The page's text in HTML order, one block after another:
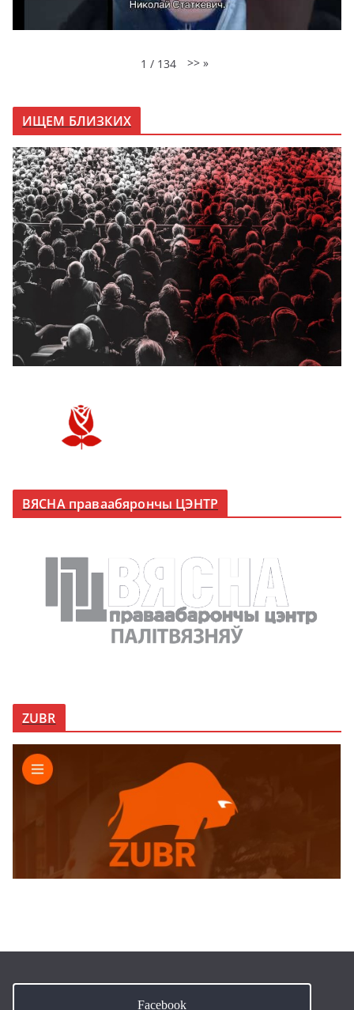
1 / 134 >> »
ИЩЕМ БЛИЗКИХ
ВЯСНА праваабярончы ЦЭНТР
ZUBR
Facebook